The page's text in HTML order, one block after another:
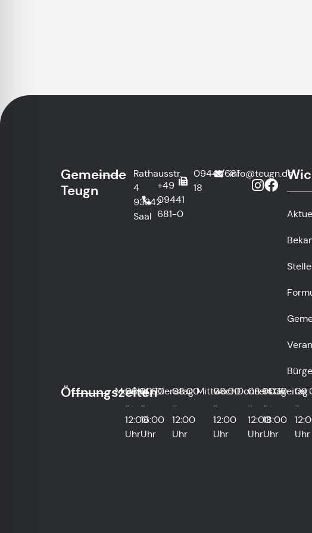
Gemeinde
Teugn
Rathausstr.
4
93342
Saal
+49
09441
681-0
09441/681-
18
info@teugn.de
Öffnungszeiten
Montag
08:00
-
12:00
Uhr
14:00
-
16:00
Uhr
Dienstag
08:00
-
12:00
Uhr
Mittwoch
08:00
-
12:00
Uhr
Donnerstag
08:00
-
12:00
Uhr
14:00
-
18:00
Uhr
Freitag
-
Uhr